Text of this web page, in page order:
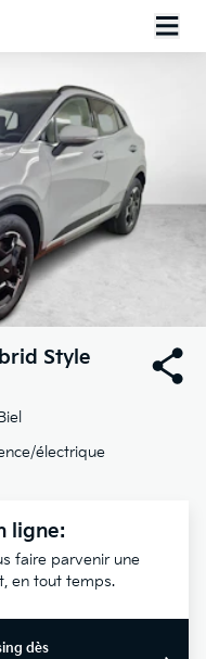
Style
électrique
ligne:
faire parvenir une
en tout temps.
dès